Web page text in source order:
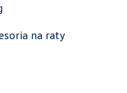
na raty